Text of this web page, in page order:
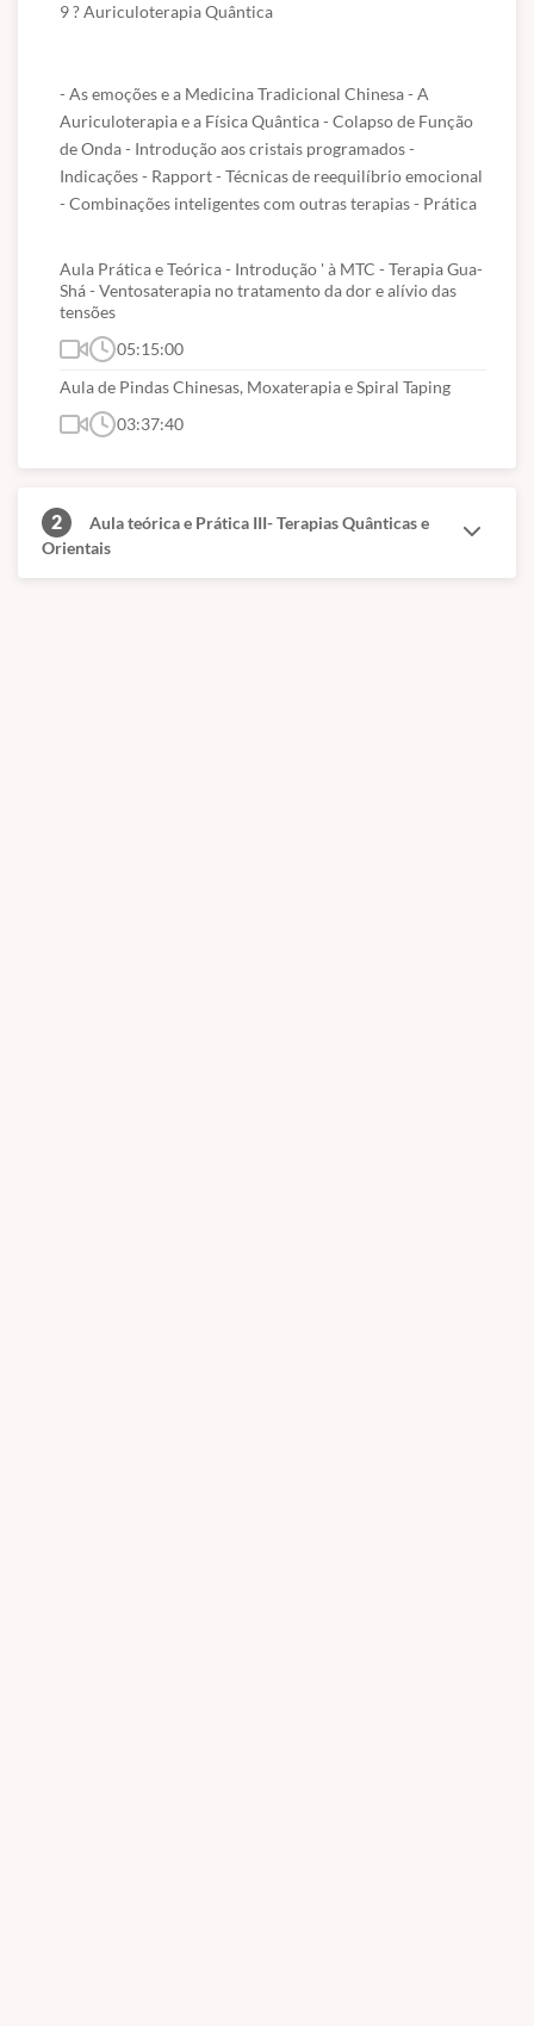
9 ? Auriculoterapia Quântica
- As emoções e a Medicina Tradicional Chinesa - A
Auriculoterapia e a Física Quântica - Colapso de Função
de Onda - Introdução aos cristais programados -
Indicações - Rapport - Técnicas de reequilíbrio emocional
- Combinações inteligentes com outras terapias - Prática
Aula Prática e Teórica - Introdução ' à MTC - Terapia Gua-
Shá - Ventosaterapia no tratamento da dor e alívio das
tensões
05:15:00
Aula de Pindas Chinesas, Moxaterapia e Spiral Taping
03:37:40
2
Aula teórica e Prática III- Terapias Quânticas e
Orientais